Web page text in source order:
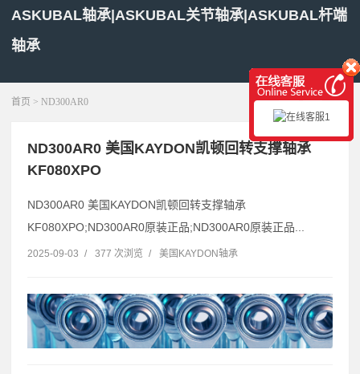
ASKUBAL轴承|ASKUBAL关节轴承|ASKUBAL杆端
轴承
展开菜单
首页 > ND300AR0
ND300AR0 美国KAYDON凯顿回转支撑轴承
KF080XPO
ND300AR0 美国KAYDON凯顿回转支撑轴承
KF080XPO;ND300AR0原装正品;ND300AR0原装正品...
2025-09-03 / 377 次浏览 / 美国KAYDON轴承